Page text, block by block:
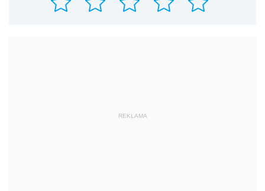
REKLAMA